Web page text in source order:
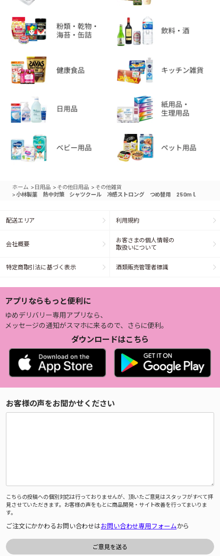
ホーム > 日用品 > その他日用品 > その他雑貨
>小林製薬 熱中対策 シャツクール 冷感ストロング つめ替用 250ｍｌ
配送エリア 利用規約
会社概要
お客さまの個人情報の
取扱いについて
特定商取引法に基づく表示 酒類販売管理者標識
アプリならもっと便利に
ゆめデリバリー専用アプリなら、
メッセージの通知がスマホに来るので、さらに便利。
ダウンロードはこちら
お客様の声をお聞かせください
こちらの投稿への個別対応は行っておりませんが、頂いたご意見はスタッフがすべて拝
見させていただきます。お客様の声をもとに商品開発・サイト改善を行ってまいりま
す。
ご注文にかかわるお問い合わせはお問い合わせ専用フォームから